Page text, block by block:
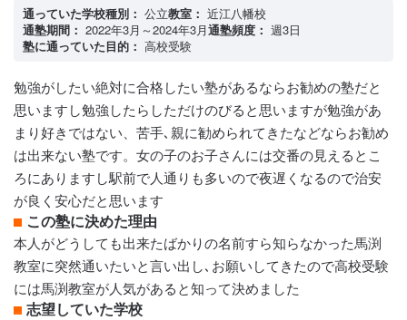
ると親としては不安になるのでずっと継続してみて欲しかっ
たです。
カリキュラムについて
ったと思います。カリキュラムについては塾にお任せするし
かないかなとずっと思っていました。保護者が意見を言える
ような感じではありませんでした。塾が決めているならそれ
が合格への道なのだと思っていました
保護者への連絡手段
電話連絡 / 塾専用アプリ
アクセス・周りの環境
自宅から徒歩で行くなら便利なのですが車での送迎は駐車場
がなかったのでとても不便でした バスがあるのでもっと活用
してほしかったです
通っていた学校種別： 公立教室： 近江八幡校
通塾期間： 2022年3月～2024年3月通塾頻度： 週3日
塾に通っていた目的： 高校受験
勉強がしたい絶対に合格したい塾があるならお勧めの塾だと
思いますし勉強したらしただけのびると思いますが勉強があ
まり好きではない、苦手､親に勧められてきたなどならお勧め
は出来ない塾です。女の子のお子さんには交番の見えるとこ
ろにありますし駅前で人通りも多いので夜遅くなるので治安
が良く安心だと思います
この塾に決めた理由
本人がどうしても出来たばかりの名前すら知らなかった馬渕
教室に突然通いたいと言い出し､お願いしてきたので高校受験
には馬渕教室が人気があると知って決めました
志望していた学校